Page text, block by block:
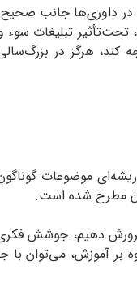
داوری‌ها جانب صحیح
تبلیغات
هرگز در
موضوعات
مطرح ‌شده ‌‌‌است.
دهیم، جوشش
بر آموزش، می‌توان با